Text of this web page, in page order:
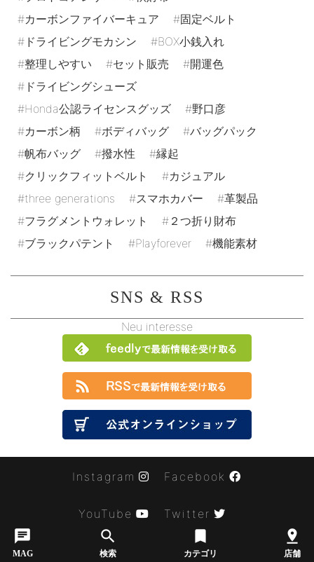
カーボンファイバーキュア
固定ベルト
ドライビングモカシン
BOX小銭入れ
整理しやすい
セット販売
開運色
ドライビングシューズ
Honda公認ライセンスグッズ
野口彦
カーボン柄
ボディバッグ
バッグパック
帆布バッグ
撥水性
縁起
クリックフィットベルト
カジュアル
three generations
スマホカバー
革製品
フラグメントウォレット
２つ折り財布
ブラックパテント
Playforever 機能素材
SNS & RSS
Neu interesse
Instagram Facebook
YouTube Twitter
Copyright © MORPHO Co.,Ltd. All Rights Reserved
chat
MAG
search
検索
turned_in
カテゴリ
pin_drop
店舗